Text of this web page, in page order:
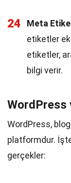
24 Meta
etiketler
etiketler,
bilgi verir.
WordPress
WordPress,
platformdur. İşte
gerçekler: